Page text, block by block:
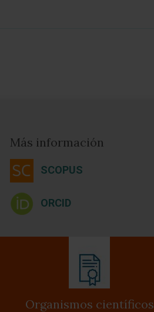
Más información
SCOPUS
ORCID
Organismos científicos